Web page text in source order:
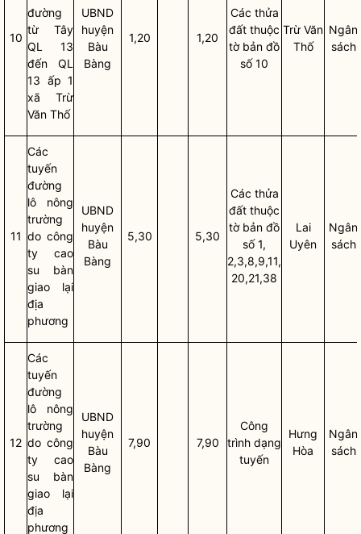
10
đường
từ Tây
QL 13
đến QL
13 ấp 1
xã Trừ
Văn Thố
UBND
huyện
Bàu
Bàng
1,20 1,20
Các thửa
đất thuộc
tờ bản đồ
số 10
Trừ Văn
Thố
Ngân
sách
11
Các
tuyến
đường
lô nông
trường
do công
ty cao
su bàn
giao lại
địa
phương
UBND
huyện
Bàu
Bàng
5,30 5,30
Các thửa
đất thuộc
tờ bản đồ
số 1,
2,3,8,9,11,
20,21,38
Lai
Uyên
Ngân
sách
12
Các
tuyến
đường
lô nông
trường
do công
ty cao
su bàn
giao lại
địa
phương
UBND
huyện
Bàu
Bàng
7,90 7,90
Công
trình dạng
tuyến
Hưng
Hòa
Ngân
sách